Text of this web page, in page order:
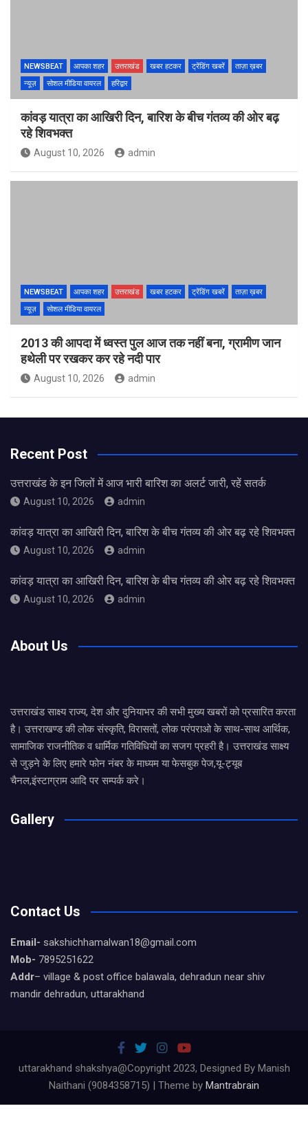
NEWSBEAT आपका शहर उत्तराखंड खबर हटकर ट्रेंडिंग खबरें
ताज़ा ख़बर
न्यूज़
सोशल मीडिया वायरल हरिद्वार
कांवड़ यात्रा का आखिरी दिन, बारिश के बीच गंतव्य की ओर बढ़
रहे शिवभक्त
August 10, 2026 admin
NEWSBEAT आपका शहर उत्तराखंड खबर हटकर ट्रेंडिंग खबरें
ताज़ा ख़बर
न्यूज़
सोशल मीडिया वायरल
2013 की आपदा में ध्वस्त पुल आज तक नहीं बना, ग्रामीण जान
हथेली पर रखकर कर रहे नदी पार
August 10, 2026 admin
Recent Post
उत्तराखंड के इन जिलों में आज भारी बारिश का अलर्ट जारी, रहें सतर्क
August 10, 2026 admin
कांवड़ यात्रा का आखिरी दिन, बारिश के बीच गंतव्य की ओर बढ़ रहे शिवभक्त
August 10, 2026 admin
कांवड़ यात्रा का आखिरी दिन, बारिश के बीच गंतव्य की ओर बढ़ रहे शिवभक्त
August 10, 2026 admin
About Us
उत्तराखंड साक्ष्य राज्य, देश और दुनियाभर की सभी मुख्य खबरों को प्रसारित करता
है। उत्तराखण्ड की लोक संस्कृति, विरासतों, लोक परंपराओ के साथ-साथ आर्थिक,
सामाजिक राजनीतिक व धार्मिक गतिविधियों का सजग प्रहरी है। उत्तराखंड साक्ष्य
से जुड़ने के लिए हमारे फोन नंबर के माध्यम या फेसबुक पेज,यू-ट्यूब
चैनल,इंस्टाग्राम आदि पर सम्पर्क करे।
Gallery
Contact Us
Email- sakshichhamalwan18@gmail.com
Mob- 7895251622
Addr– village & post office balawala, dehradun near shiv
mandir dehradun, uttarakhand
uttarakhand shakshya@Copyright 2023, Designed By Manish
Naithani (9084358715) | Theme by Mantrabrain